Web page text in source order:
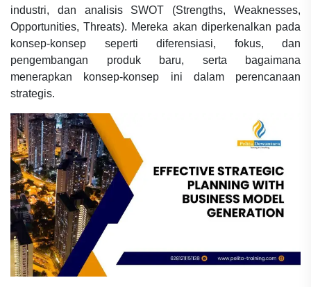
industri, dan analisis SWOT (Strengths, Weaknesses,
Opportunities, Threats). Mereka akan diperkenalkan pada
konsep-konsep seperti diferensiasi, fokus, dan
pengembangan produk baru, serta bagaimana
menerapkan konsep-konsep ini dalam perencanaan
strategis.